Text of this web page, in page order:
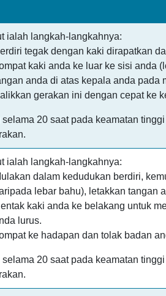
ialah langkah-langkahnya:
tegak dengan kaki dirapatkan
kaki anda ke luar ke sisi anda
anda di atas kepala anda pada
gerakan ini dengan cepat ke
selama 20 saat pada keamatan
ialah langkah-langkahnya:
dalam kedudukan berdiri,
lebar bahu), letakkan tangan
kaki anda ke belakang untuk
lurus.
ke hadapan dan tolak badan
selama 20 saat pada keamatan